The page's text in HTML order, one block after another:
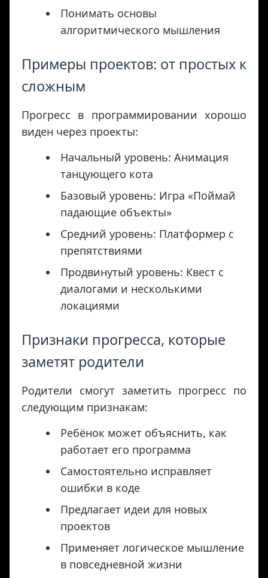
Понимать основы
алгоритмического мышления
Примеры проектов: от простых к
сложным
Прогресс в программировании хорошо
виден через проекты:
Начальный уровень: Анимация
танцующего кота
Базовый уровень: Игра «Поймай
падающие объекты»
Средний уровень: Платформер с
препятствиями
Продвинутый уровень: Квест с
диалогами и несколькими
локациями
Признаки прогресса, которые
заметят родители
Родители смогут заметить прогресс по
следующим признакам:
Ребёнок может объяснить, как
работает его программа
Самостоятельно исправляет
ошибки в коде
Предлагает идеи для новых
проектов
Применяет логическое мышление
в повседневной жизни